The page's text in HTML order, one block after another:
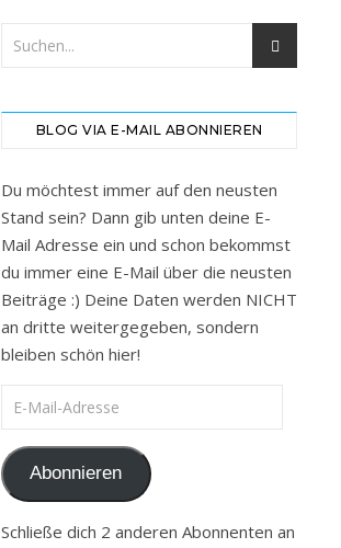
BLOG VIA E-MAIL ABONNIEREN
Du möchtest immer auf den neusten
Stand sein? Dann gib unten deine E-
Mail Adresse ein und schon bekommst
du immer eine E-Mail über die neusten
Beiträge :) Deine Daten werden NICHT
an dritte weitergegeben, sondern
bleiben schön hier!
E-Mail-Adresse
Abonnieren
Schließe dich 2 anderen Abonnenten an